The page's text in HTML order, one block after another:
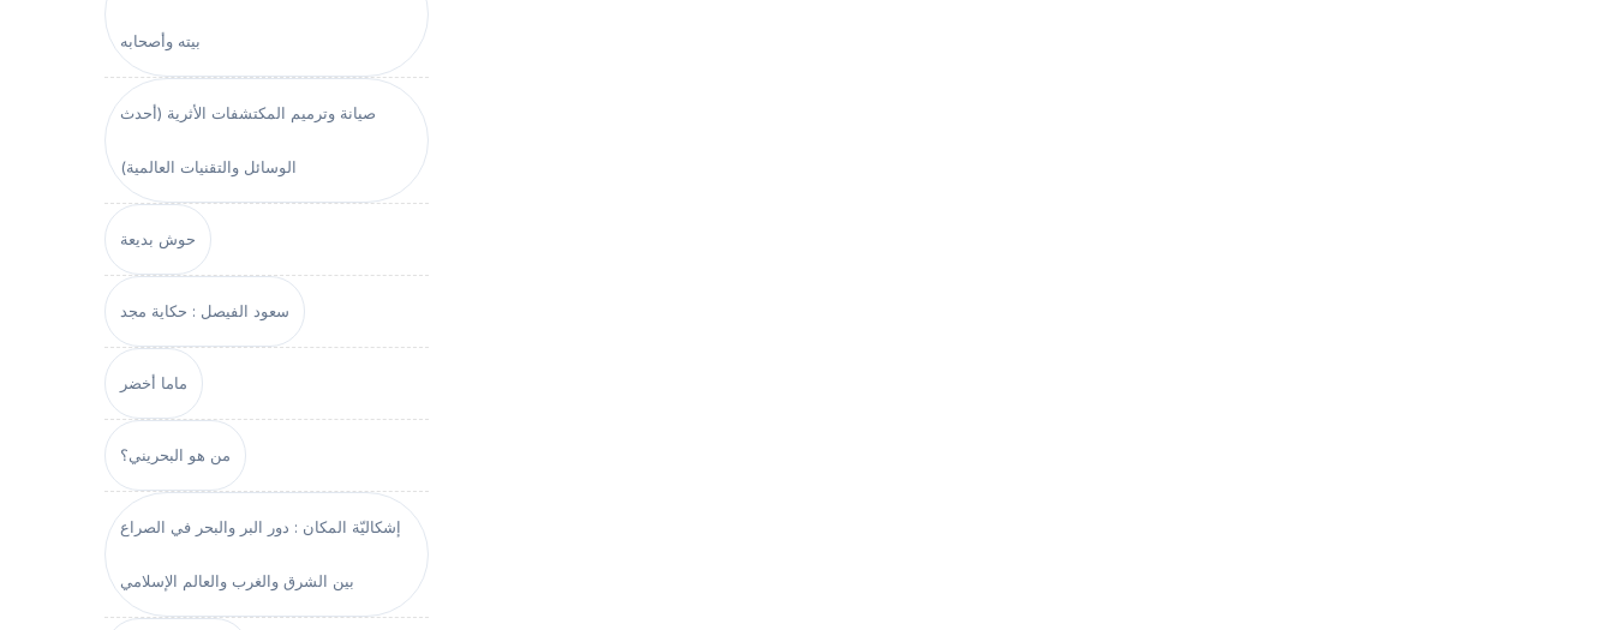
بيته وأصحابه
صيانة وترميم المكتشفات الأثرية (أحدث
الوسائل والتقنيات العالمية)
حوش بديعة
سعود الفيصل : حكاية مجد
ماما أخضر
من هو البحريني؟
إشكاليّة المكان : دور البر والبحر في الصراع
بين الشرق والغرب والعالم الإسلامي